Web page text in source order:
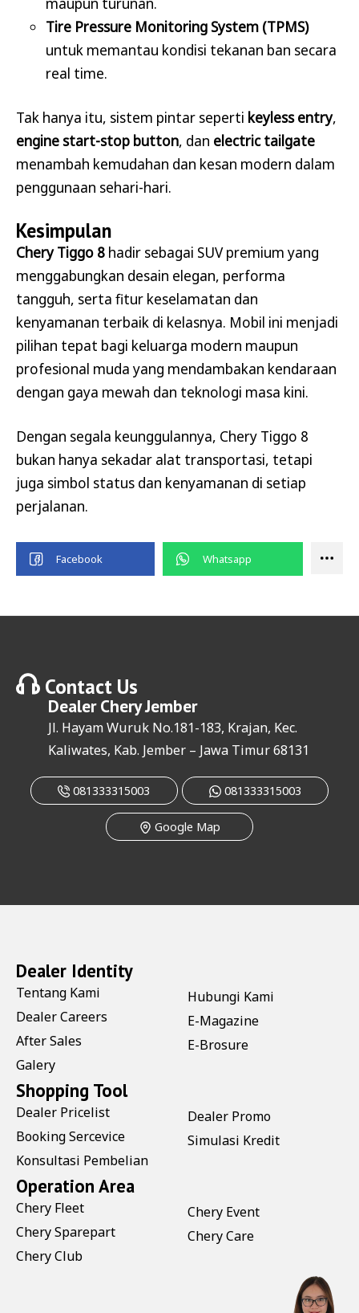
maupun turunan.
Tire Pressure Monitoring System (TPMS)
untuk memantau kondisi tekanan ban secara
real time.
Tak hanya itu, sistem pintar seperti keyless entry,
engine start-stop button, dan electric tailgate
menambah kemudahan dan kesan modern dalam
penggunaan sehari-hari.
Kesimpulan
Chery Tiggo 8 hadir sebagai SUV premium yang
menggabungkan desain elegan, performa
tangguh, serta fitur keselamatan dan
kenyamanan terbaik di kelasnya. Mobil ini menjadi
pilihan tepat bagi keluarga modern maupun
profesional muda yang mendambakan kendaraan
dengan gaya mewah dan teknologi masa kini.
Dengan segala keunggulannya, Chery Tiggo 8
bukan hanya sekadar alat transportasi, tetapi
juga simbol status dan kenyamanan di setiap
perjalanan.
Contact Us
DealerChery Jember
Jl. Hayam Wuruk No.181-183, Krajan, Kec.
Kaliwates, Kab. Jember – Jawa Timur 68131
081333315003 081333315003
Google Map
Dealer Identity
Tentang Kami
Dealer Careers
After Sales
Galery
Hubungi Kami
E-Magazine
E-Brosure
Shopping Tool
Dealer Pricelist
Booking Sercevice
Konsultasi Pembelian
Dealer Promo
Simulasi Kredit
Operation Area
Chery Fleet
Chery Sparepart
Chery Club
Chery Event
Chery Care